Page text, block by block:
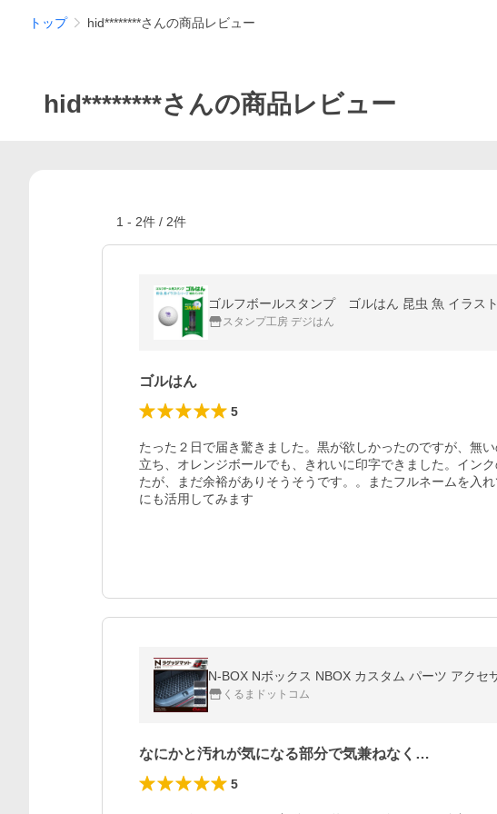
トップ hid********さんの商品レビュー
hid********さんの商品レビュー
1 - 2件 / 2件
ゴルフボールスタンプ ゴルはん 昆虫 魚 イラス
スタンプ工房 デジはん
ゴルはん
5
たった２日で届き驚きました。黒が欲しかったのですが、無
立ち、オレンジボールでも、きれいに印字できました。イン
たが、まだ余裕がありそうそうです。。またフルネームを入
にも活用してみます
N-BOX Nボックス NBOX カスタム パーツ アク
くるまドットコム
なにかと汚れが気になる部分で気兼ねなく…
5